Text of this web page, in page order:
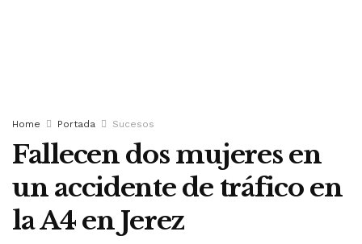
Home Portada Sucesos
Fallecen dos mujeres en
un accidente de tráfico en
la A4 en Jerez